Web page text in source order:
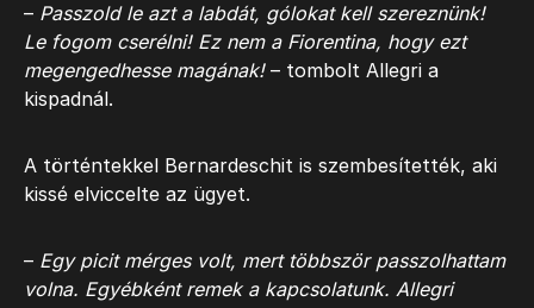
– Passzold le azt a labdát, gólokat kell szereznünk!
Le fogom cserélni! Ez nem a Fiorentina, hogy ezt
megengedhesse magának!– tombolt Allegri a
kispadnál.
A történtekkel Bernardeschit is szembesítették, aki
kissé elviccelte az ügyet.
– Egy picit mérges volt, mert többször passzolhattam
volna. Egyébként remek a kapcsolatunk. Allegri